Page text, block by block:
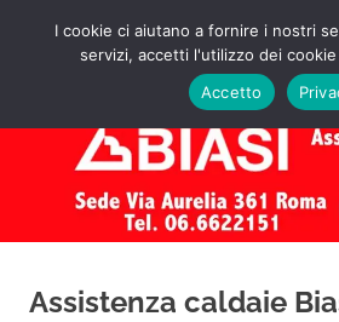
Assistenza
Caldaie
Biasi
Roma
Preventivo!
Assistenza caldaie
I cookie ci aiutano a fornire i nostri
servizi, accetti l'utilizzo dei
Accetto